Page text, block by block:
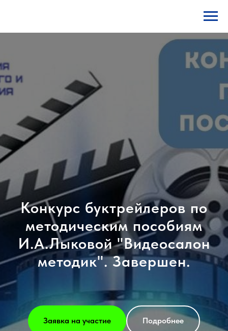
Конкурс буктрейлеров по
методическим пособиям
И.А.Лыковой "Видеосалон
методик". Завершен.
Заявка на участие Подробнее